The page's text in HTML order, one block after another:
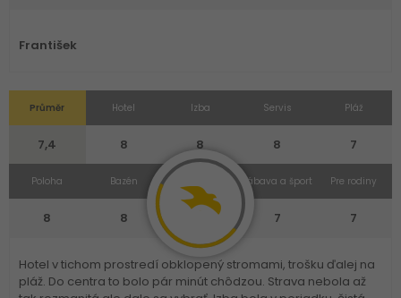
František
Průměr
7,4
Hotel
8
Izba
8
Servis
8
Pláž
7
Poloha
8
Bazén
8
Zábava a šport
7
Pre rodiny
7
Hotel v tichom prostredí obklopený stromami, trošku ďalej na
pláž. Do centra to bolo pár minút chôdzou. Strava nebola až